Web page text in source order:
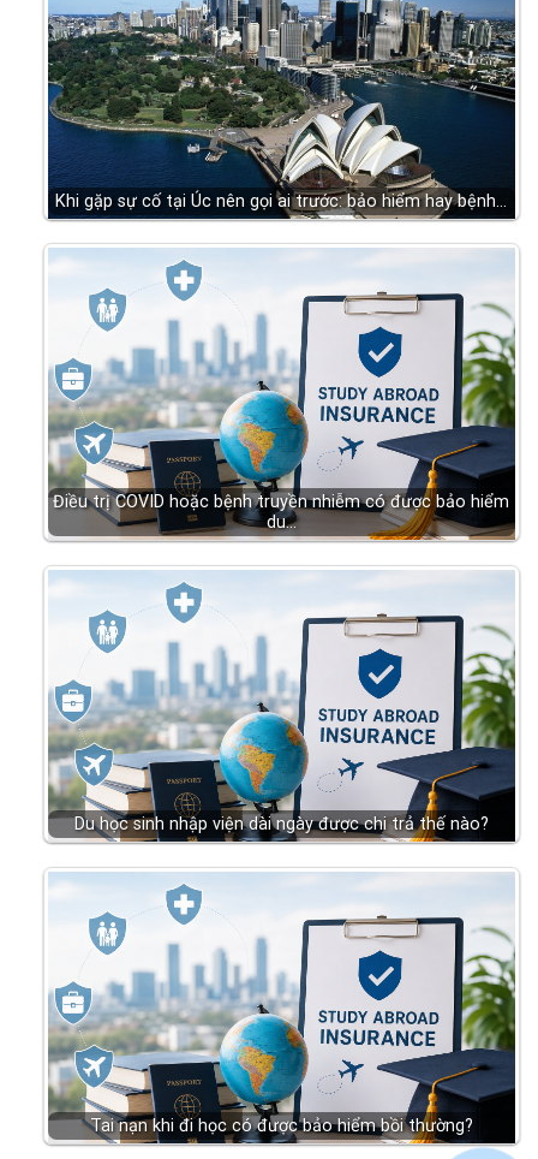
Khi gặp sự cố tại Úc nên gọi ai trước: bảo hiểm hay bệnh…
Điều trị COVID hoặc bệnh truyền nhiễm có được bảo hiểm
du…
Du học sinh nhập viện dài ngày được chi trả thế nào?
Tai nạn khi đi học có được bảo hiểm bồi thường?